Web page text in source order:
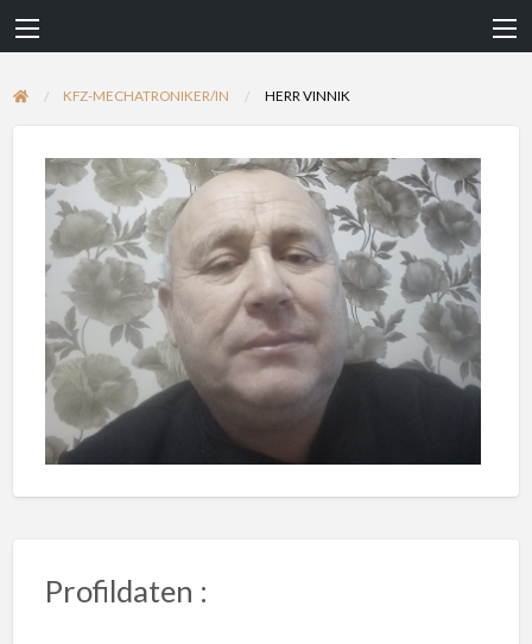
KFZ-MECHATRONIKER/IN HERR VINNIK
Profildaten :